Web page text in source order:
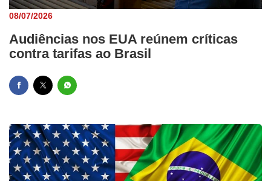
08/07/2026
Audiências nos EUA reúnem críticas
contra tarifas ao Brasil